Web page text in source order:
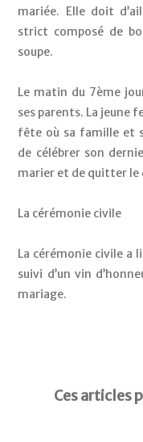
mariée. Elle doit
strict composé de
soupe.
Le matin du 7ème
ses parents. La jeune
fête où sa famille et
de célébrer son
marier et de quitter le
La cérémonie civile
La cérémonie civile a
suivi d’un vin
mariage.
Ces articles